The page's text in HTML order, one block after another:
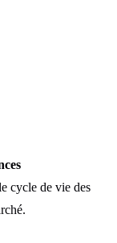
cycle de vie des